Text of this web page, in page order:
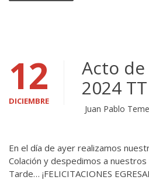
12
DICIEMBRE
Acto
2024 TT
Juan Pablo
En el día de ayer realizamos
Colación y despedimos a
Tarde… ¡FELICITACIONES